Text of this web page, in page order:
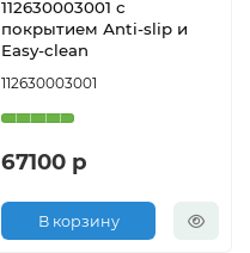
112630003001 с
покрытием Аnti-slip и
Easy-clean
112630003001
67100 р
В корзину